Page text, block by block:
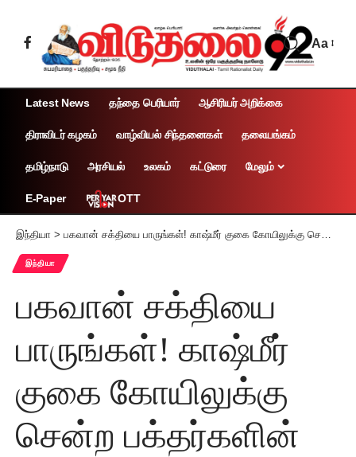
Aa
Latest News தந்தை பெரியார் ஆசிரியர் அறிக்கை
திராவிடர் கழகம் வாழ்வியல் சிந்தனைகள் தலையங்கம்
தமிழ்நாடு அரசியல் உலகம் கட்டுரை மேலும்
E-Paper OTT
இந்தியா > பகவான் சக்தியை பாருங்கள்! காஷ்மீர் குகை கோயிலுக்கு சென்ற பக்தர்களின் பேருந்து கவிழ்ந்து 22 பேர் பரிதாப சாவு
இந்தியா
பகவான் சக்தியை
பாருங்கள்! காஷ்மீர்
குகை கோயிலுக்கு
சென்ற பக்தர்களின்